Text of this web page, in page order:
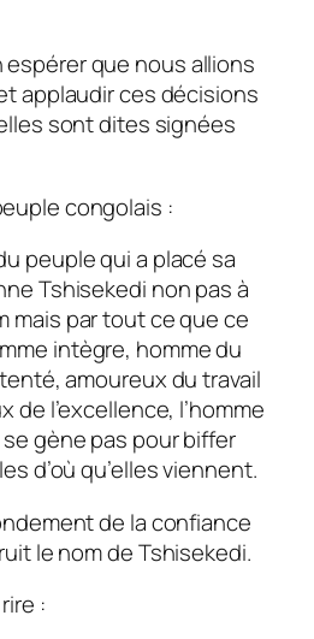
que nous allions
applaudir ces décisions
sont dites signées
congolais :
peuple qui a placé sa
Tshisekedi non pas à
mais par tout ce que ce
intègre, homme du
amoureux du travail
de l’excellence, l’homme
gène pas pour biffer
d’où qu’elles viennent.
de la confiance
le nom de Tshisekedi.
: